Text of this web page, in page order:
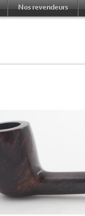
Nos revendeurs